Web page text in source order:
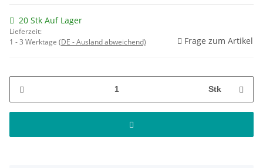
20 Stk Auf Lager
Lieferzeit:
1 - 3 Werktage (DE - Ausland abweichend) Frage zum Artikel
Stk